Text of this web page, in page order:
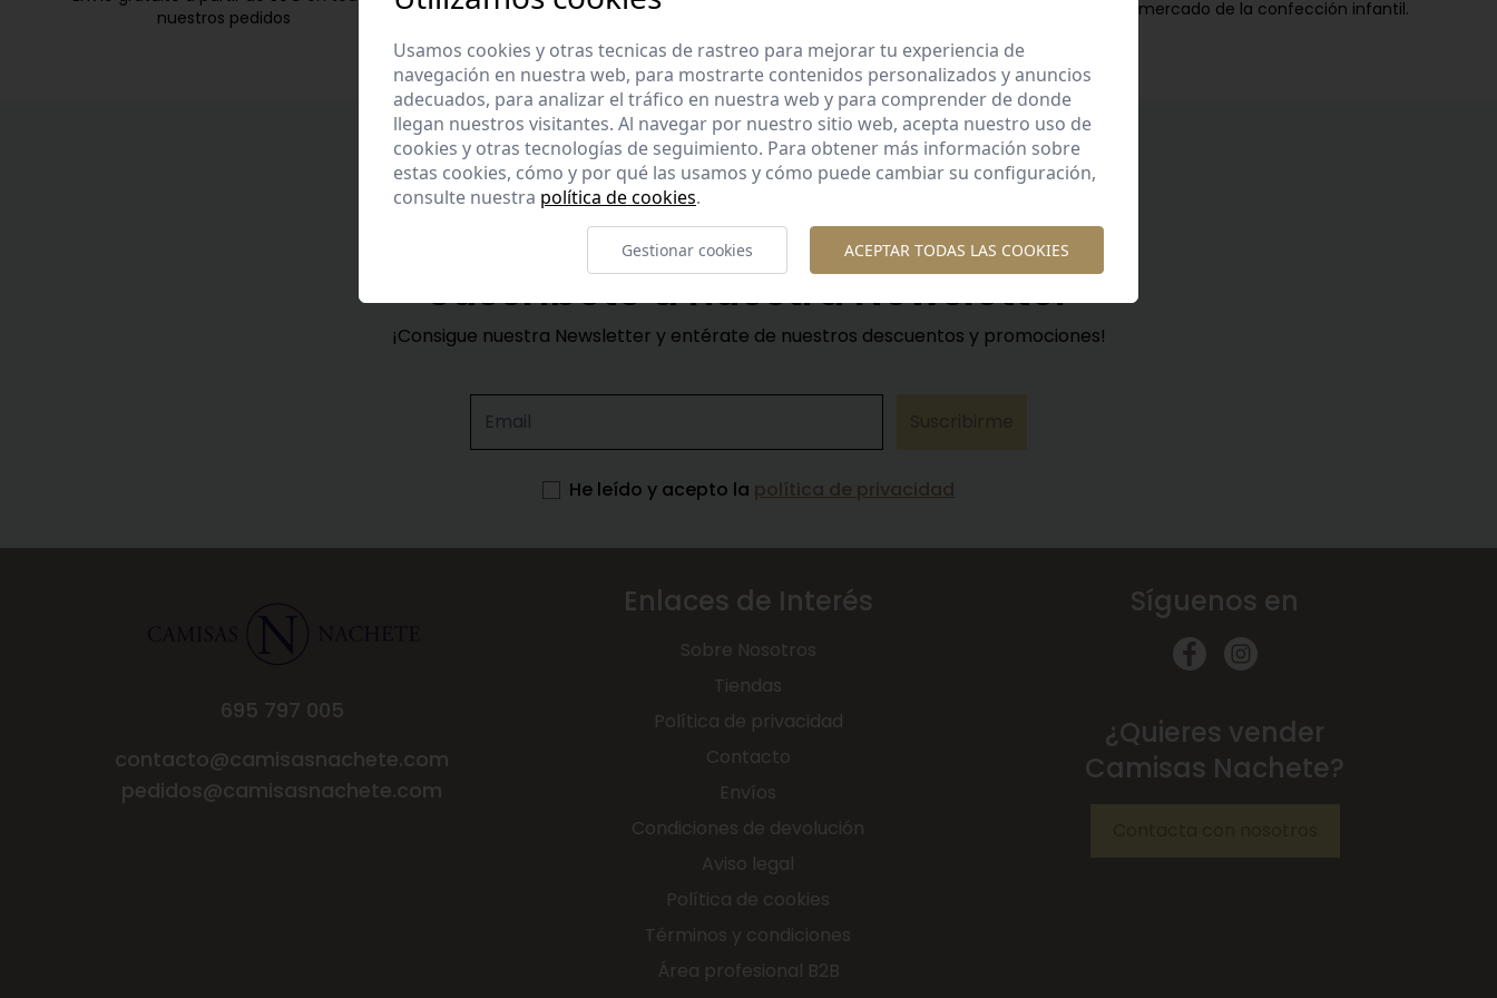
nuestros pedidos
mercado de la confección infantil.
Suscríbete a nuestra Newsletter
¡Consigue nuestra Newsletter y entérate de nuestros descuentos y promociones!
He leído y acepto la política de privacidad
695 797 005
contacto@camisasnachete.com
pedidos@camisasnachete.com
Enlaces de Interés
Sobre Nosotros
Tiendas
Política de privacidad
Contacto
Envíos
Condiciones de devolución
Aviso legal
Política de cookies
Términos y condiciones
Área profesional B2B
Síguenos en
¿Quieres vender
Camisas Nachete?
Usamos cookies y otras tecnicas de rastreo para mejorar tu experiencia de
navegación en nuestra web, para mostrarte contenidos personalizados y anuncios
adecuados, para analizar el tráfico en nuestra web y para comprender de donde
llegan nuestros visitantes. Al navegar por nuestro sitio web, acepta nuestro uso de
cookies y otras tecnologías de seguimiento. Para obtener más información sobre
estas cookies, cómo y por qué las usamos y cómo puede cambiar su configuración,
consulte nuestra política de cookies.
Gestionar cookies ACEPTAR TODAS LAS COOKIES